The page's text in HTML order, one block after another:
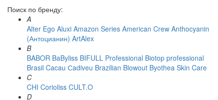
Поиск по бренду:
A
Alter Ego Aluxi Amazon Series American Crew Anthocyanin
(Антоцианин) ArtAlex
B
BABOR BaByliss BIFULL Professional Biotop professional
Brasil Cacau Сadiveu Brazilian Blowout Byothea Skin Care
C
CHI Corioliss CULT.O
D